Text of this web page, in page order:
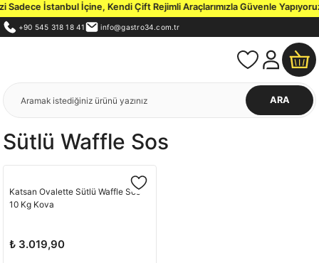
İstanbul İçine, Kendi Çift Rejimli Araçlarımızla Güvenle Yapıyoruz.
+90 545 318 18 41 info@gastro34.com.tr
ARA
Sütlü Waffle Sos
Katsan Ovalette Sütlü Waffle Sos
10 Kg Kova
₺ 3.019,90